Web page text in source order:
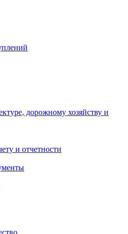
дорожному хозяйству и
и отчетности